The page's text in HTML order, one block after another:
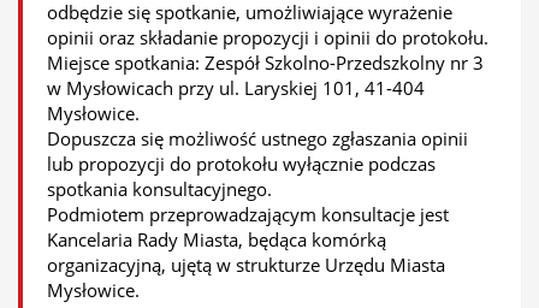
odbędzie się spotkanie, umożliwiające wyrażenie
opinii oraz składanie propozycji i opinii do protokołu.
Miejsce spotkania: Zespół Szkolno-Przedszkolny nr 3
w Mysłowicach przy ul. Laryskiej 101, 41-404
Mysłowice.
Dopuszcza się możliwość ustnego zgłaszania opinii
lub propozycji do protokołu wyłącznie podczas
spotkania konsultacyjnego.
Podmiotem przeprowadzającym konsultacje jest
Kancelaria Rady Miasta, będąca komórką
organizacyjną, ujętą w strukturze Urzędu Miasta
Mysłowice.